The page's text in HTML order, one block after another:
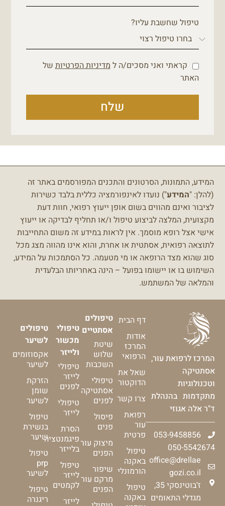
טיפול שחשבת עליו?
קראתי ואני מסכים/ה למדיניות הפרטיותשל
האתר
שלח
המידע, התמונות, הסרטונים והתכנים המפורסמים באתר זה
(להלן: "המידע") נועדו לאינפורמציה כללית בלבד כשירות
לציבור ואינם מהווים בשום אופן ייעוץ רפואי, חוות דעת
מקצועית, המלצה לביצוע טיפול ו/או תחליף לבדיקה או ייעוץ
אישי אצל רופא מוסמך. אין לראות במידע זה משום התחייבות
לתוצאה רפואית, אסתטית או אחרת, והוא אינו מהווה מצג מכל
סוג שהוא מצד הרופאה או מי מטעמה. כל הסתמכות על המידע,
השימוש בו או יישומו בפועל – הינה באחריותו הבלעדית
והמלאה של המשתמש.
המרכז לרפואת עור,
אסתטיקה
וטכנולוגיות
מתקדמות בהנהלת
ד"ר אלה אגוזי
053-9458856
050-5542674
office@drellae
gozi.co.il
ז'בוטינסקי 35,
מגדלי התאומים
דף הבית
אודות
המרכז
הרפואי
שאל את
הדוקטור
צרו קשר
רפואת
עור
פרטית
טיפול
באקנה
הורמונלי
טיפול
באקנה
טיפולים
אסתטיים
שיטת
שלוש
השכבות
טיפולי
אסתטיקה
לפנים
פיסול
פנים
מיצוק עור
הפנים
שיפור
מרקם עור
הפנים
טיפולי
מכשור
ולייזר
טיפולי
לייזר
לפנים
טיפולי
לייזר
הסרת
פיגמנטציה
בלייזר
טיפול
לייזר
לקמטים
לייזר
טיפולים
לשיער
אקסוזומים
לשיער
הזרקת
שומן
לשיער
טיפול
בנשירת
שיער
טיפול
prp
לשיער
טיפול
ריגנרה